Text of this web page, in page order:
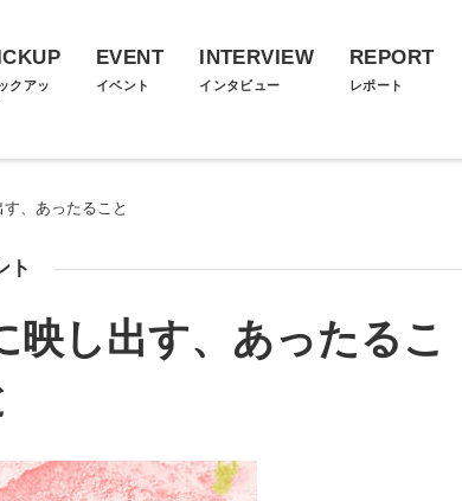
クアッ
EVENT
イベント
INTERVIEW
インタビュー
REPORT
レポート
、あったること
ト
映し出す、あったるこ